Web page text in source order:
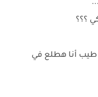
؟؟؟
طيب أنا هطلع في